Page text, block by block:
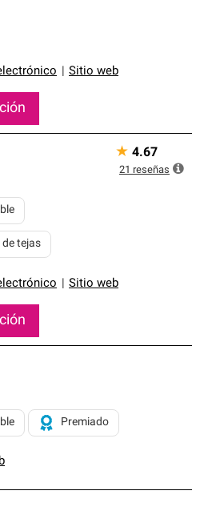
Sitio web
Sitio web
de tejas
★ 4.67
21 reseñas
Premiado